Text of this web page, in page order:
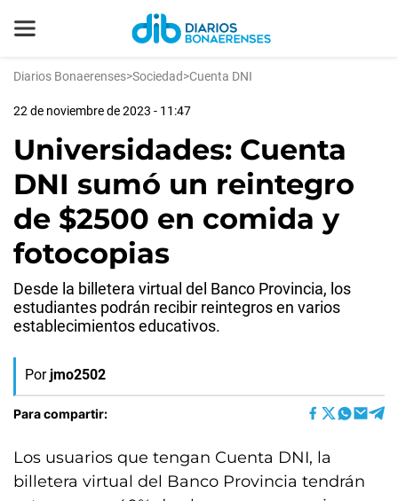
Diarios Bonaerenses>Sociedad>Cuenta DNI
22 de noviembre de 2023 - 11:47
Universidades: Cuenta
DNI sumó un reintegro
de $2500 en comida y
fotocopias
Desde la billetera virtual del Banco Provincia, los
estudiantes podrán recibir reintegros en varios
establecimientos educativos.
Por jmo2502
Para compartir:
Los usuarios que tengan Cuenta DNI, la
billetera virtual del Banco Provincia tendrán